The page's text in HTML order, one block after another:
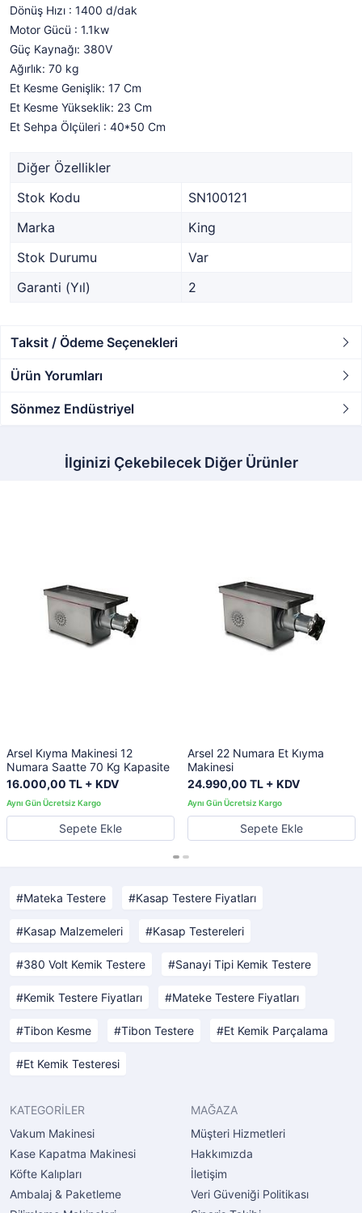
Dönüş Hızı : 1400 d/dak
Motor Gücü : 1.1kw
Güç Kaynağı: 380V
Ağırlık: 70 kg
Et Kesme Genişlik: 17 Cm
Et Kesme Yükseklik: 23 Cm
Et Sehpa Ölçüleri : 40*50 Cm
Diğer Özellikler
Stok Kodu
SN100121
Marka
King
Stok Durumu
Var
Garanti (Yıl)
2
Taksit / Ödeme Seçenekleri
Ürün Yorumları
Sönmez Endüstriyel
İlginizi Çekebilecek Diğer Ürünler
Arsel Kıyma Makinesi 12
Numara Saatte 70 Kg Kapasite
16.000,00 TL + KDV
Sepete Ekle
Arsel 22 Numara Et Kıyma
Makinesi
24.990,00 TL + KDV
Sepete Ekle
Mateka Testere Kasap Testere Fiyatları
Kasap Malzemeleri Kasap Testereleri
380 Volt Kemik Testere Sanayi Tipi Kemik Testere
Kemik Testere Fiyatları Mateke Testere Fiyatları
Tibon Kesme Tibon Testere Et Kemik Parçalama
Et Kemik Testeresi
KATEGORİLER
Vakum Makinesi
Kase Kapatma Makinesi
Köfte Kalıpları
Ambalaj & Paketleme
MAĞAZA
Müşteri Hizmetleri
Hakkımızda
İletişim
Veri Güveniği Politikası